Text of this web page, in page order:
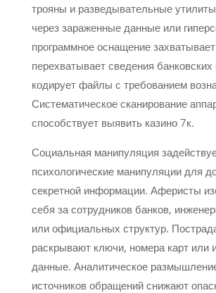
трояны и разведывательные
через зараженные данные или
программное оснащение
перехватывает сведения банковских
кодирует файлы с требованием
Систематическое сканирование
способствует выявить казино 7к.
Социальная манипуляция
психологические манипуляции для
секретной информации. Аферисты
себя за сотрудников банков,
или официальных структур.
раскрывают ключи, номера карт или
данные. Аналитическое
источников обращений снижают